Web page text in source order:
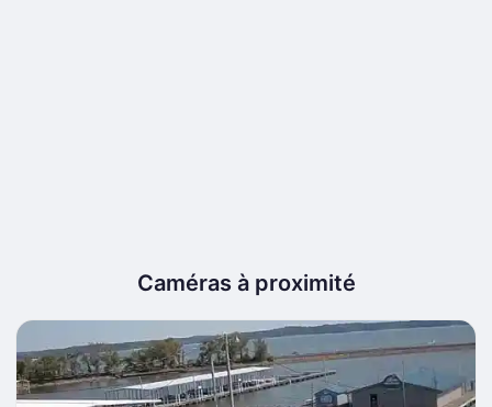
Caméras à proximité